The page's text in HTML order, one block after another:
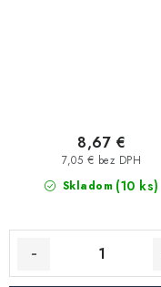
Skladom (10 ks)
7,05 € bez DPH
8,67 €